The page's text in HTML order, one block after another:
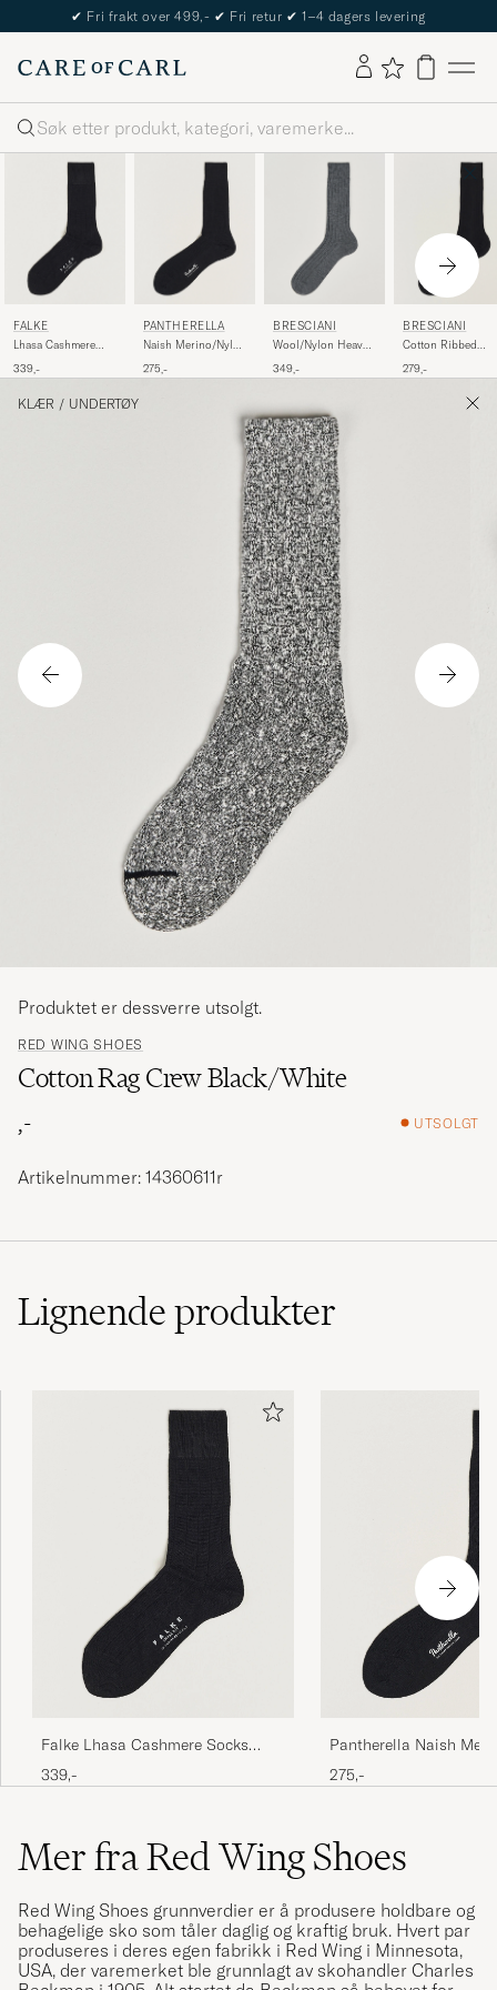
✔ Fri frakt over 499,- ✔ Fri retur ✔ 1–4 dagers levering
Søk
FALKE
Lhasa Cashmere
339,-
PANTHERELLA
Naish Merino/Nylon
275,-
BRESCIANI
Wool/Nylon Heavy
349,-
BRESCIANI
Cotton Ribbed
279,-
KLÆR / UNDERTØY
RED WING SHOES
Cotton Rag Crew Black/White
,-
UTSOLGT
Produktet er dessverre utsolgt.
Artikelnummer: 14360611r
Lignendeprodukter
Falke Lhasa Cashmere Socks
Black
339,-
Pantherella Naish
Sock Black
275,-
Mer fra Red Wing Shoes
Red Wing Shoes grunnverdier er å produsere holdbare og
behagelige sko som tåler daglig og kraftig bruk. Hvert par
produseres i deres egen fabrikk i Red Wing i Minnesota,
USA, der varemerket ble grunnlagt av skohandler Charles